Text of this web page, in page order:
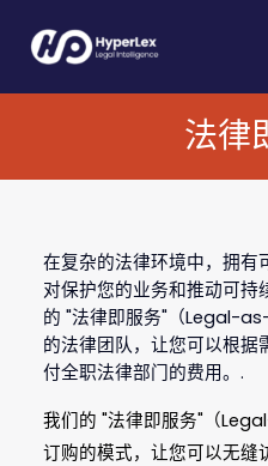
法律
在复杂的法律环境中，拥有
对保护您的业务和推动可
的 "法律即服务"（Legal-
的法律团队，让您可以根据
付全职法律部门的费用。.
我们的 "法律即服务"（
订购的模式，让您可以无缝